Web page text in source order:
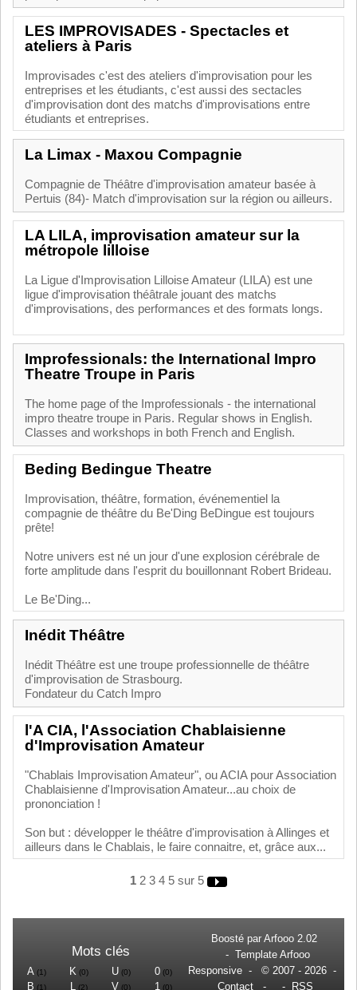
LES IMPROVISADES - Spectacles et
ateliers à Paris
Improvisades c'est des ateliers d'improvisation pour les
entreprises et les étudiants, c'est aussi des sectacles
d'improvisation dont des matchs d'improvisations entre
étudiants et entreprises.
La Limax - Maxou Compagnie
Compagnie de Théâtre d'improvisation amateur basée à
Pertuis (84)- Match d'improvisation sur la région ou ailleurs.
LA LILA, improvisation amateur sur la
métropole lilloise
La Ligue d'Improvisation Lilloise Amateur (LILA) est une
ligue d'improvisation théâtrale jouant des matchs
d'improvisations, des performances et des formats longs.
Improfessionals: the International Impro
Theatre Troupe in Paris
The home page of the Improfessionals - the international
impro theatre troupe in Paris. Regular shows in English.
Classes and workshops in both French and English.
Beding Bedingue Theatre
Improvisation, théâtre, formation, événementiel la
compagnie de théâtre du Be'Ding BeDingue est toujours
prête!
Notre univers est né un jour d'une explosion cérébrale de
forte amplitude dans l'esprit du bouillonnant Robert Brideau.
Le Be'Ding...
Inédit Théâtre
Inédit Théâtre est une troupe professionnelle de théâtre
d'improvisation de Strasbourg.
Fondateur du Catch Impro
l'A CIA, l'Association Chablaisienne
d'Improvisation Amateur
"Chablais Improvisation Amateur", ou ACIA pour Association
Chablaisienne d'Improvisation Amateur...au choix de
prononciation !
Son but : développer le théâtre d'improvisation à Allinges et
ailleurs dans le Chablais, le faire connaitre, et, grâce aux...
1 2 3 4 5 sur 5
Mots clés
A (1)
B (1)
K (0)
L (2)
U(0)
V (0)
0(0)
1 (0)
Boosté par Arfooo 2.02
- Template Arfooo
Responsive - © 2007 - 2026 -
Contact - - RSS